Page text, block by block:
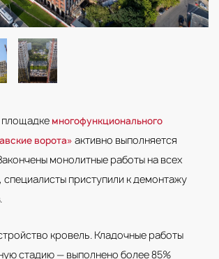
площадке многофункционального
ворота» активно выполняется
монолитные работы на всех
специалисты приступили к демонтажу
кровель. Кладочные работы
стадию — выполнено более 85%